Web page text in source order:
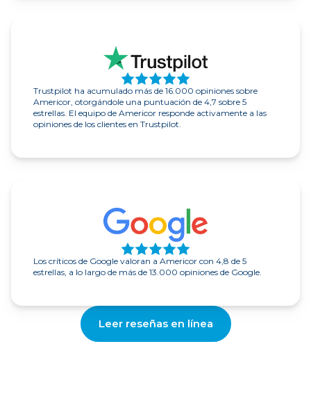
Trustpilot ha acumulado más de 16.000 opiniones sobre
Americor, otorgándole una puntuación de 4,7 sobre 5
estrellas. El equipo de Americor responde activamente a las
opiniones de los clientes en Trustpilot.
Los críticos de Google valoran a Americor con 4,8 de 5
estrellas, a lo largo de más de 13.000 opiniones de Google.
Leer reseñas en línea